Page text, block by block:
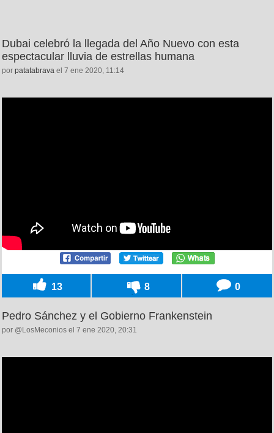
Dubai celebró la llegada del Año Nuevo con esta
espectacular lluvia de estrellas humana
por patatabrava el 7 ene 2020, 11:14
13 8 0
Pedro Sánchez y el Gobierno Frankenstein
por @LosMeconios el 7 ene 2020, 20:31